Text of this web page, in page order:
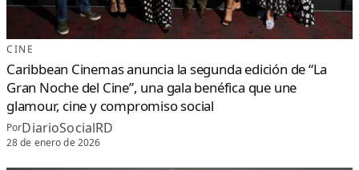
CINE
Caribbean Cinemas anuncia la segunda edición de “La
Gran Noche del Cine”, una gala benéfica que une
glamour, cine y compromiso social
PorDiarioSocialRD
28 de enero de 2026